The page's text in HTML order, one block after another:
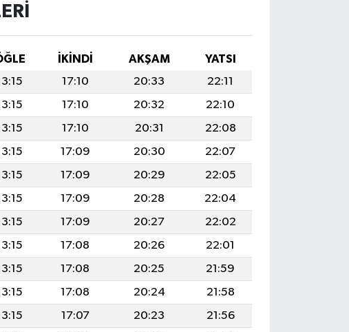
İKINDI AKŞAM
YATSI
17:10 20:33
22:11
17:10 20:32
22:10
17:10 20:31
22:08
17:09 20:30
22:07
17:09 20:29
22:05
17:09 20:28
22:04
17:09 20:27
22:02
17:08 20:26
22:01
17:08 20:25
21:59
17:08 20:24
21:58
17:07 20:23
21:56